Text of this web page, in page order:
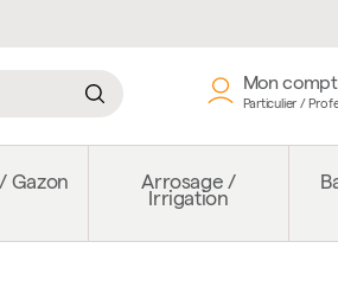
Mon
Particulier /
Gazon
Arrosage /
Irrigation